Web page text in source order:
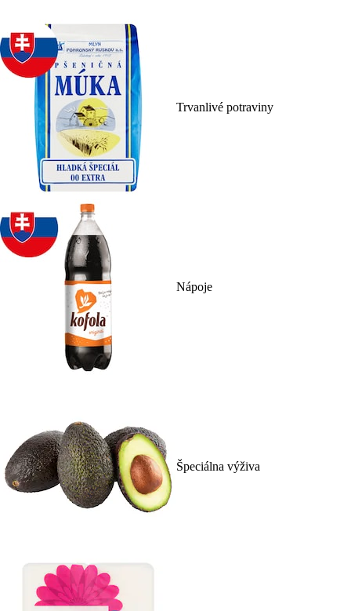
Trvanlivé potraviny
Nápoje
Špeciálna výživa